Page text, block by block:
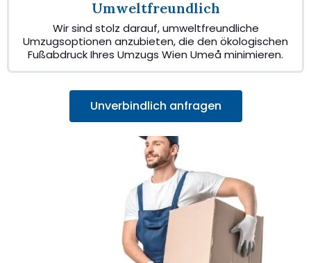
Umweltfreundlich
Wir sind stolz darauf, umweltfreundliche
Umzugsoptionen anzubieten, die den ökologischen
Fußabdruck Ihres Umzugs Wien Umeå minimieren.
Unverbindlich anfragen